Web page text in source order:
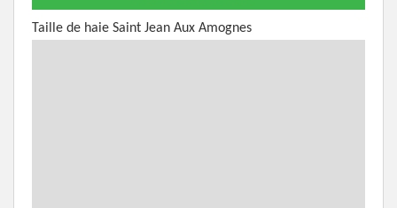
Taille de haie Saint Jean Aux Amognes